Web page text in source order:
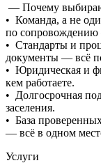
— Почему
• Команда, а не
по сопровождению
• Стандарты и
документы — всё
• Юридическая и
кем работаете.
• Долгосрочная
заселения.
• База
— всё в одном
Услуги